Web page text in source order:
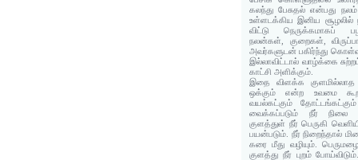
கலந்து பேசுதல் என்பது
உள்ளடக்கிய இனிய சூழலில்
விட்டு நெருக்கமாகப்
நலன்கள், குறைகள்,
அவர்களுடன் பகிர்ந்து
இல்லாவிட்டால் வாழ்க்கை
காட்சி அளிக்கும்.
இதை விளக்க குளமில்லாத
ஒக்கும் என்ற உவமை
வயல்கட்கும் தோட்டங்கட்கும்
வைக்கப்படும் நீர் நிலை
குளத்துள் நீர் பெருகி
பயன்படும். நீர் நிறைந்தால்
கரை மீது வழியும்.
குளத்து நீர் புறம்